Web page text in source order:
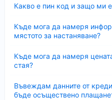
Какво е пин код и защо ми
Къде мога да намеря
мястото за настаняване?
Къде мога да намеря
стая?
Въвеждам данните от
бъде осъществено